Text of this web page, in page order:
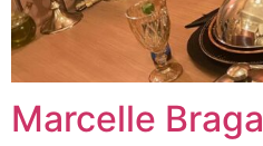
Marcelle Braga